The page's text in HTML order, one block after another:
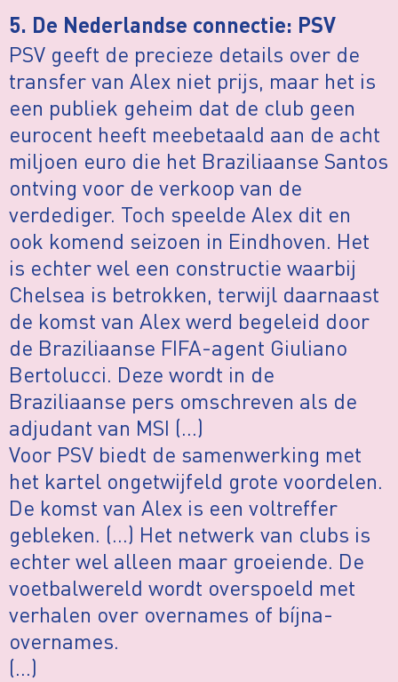
5. De Nederlandse connectie: PSV
PSV geeft de precieze details over de
transfer van Alex niet prijs, maar het is
een publiek geheim dat de club geen
eurocent heeft meebetaald aan de acht
miljoen euro die het Braziliaanse Santos
ontving voor de verkoop van de
verdediger. Toch speelde Alex dit en
ook komend seizoen in Eindhoven. Het
is echter wel een constructie waarbij
Chelsea is betrokken, terwijl daarnaast
de komst van Alex werd begeleid door
de Braziliaanse FIFA-agent Giuliano
Bertolucci. Deze wordt in de
Braziliaanse pers omschreven als de
adjudant van MSI (…)
Voor PSV biedt de samenwerking met
het kartel ongetwijfeld grote voordelen.
De komst van Alex is een voltreffer
gebleken. (…) Het netwerk van clubs is
echter wel alleen maar groeiende. De
voetbalwereld wordt overspoeld met
verhalen over overnames of bíjna-
overnames.
(…)